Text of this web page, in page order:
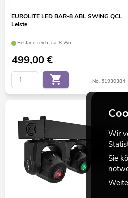
EUROLITE LED BAR-8 ABL SWING QCL
Leiste
Bestand reicht ca. 8 Wo.
499,00€
No. 51930384
Wir
Sie